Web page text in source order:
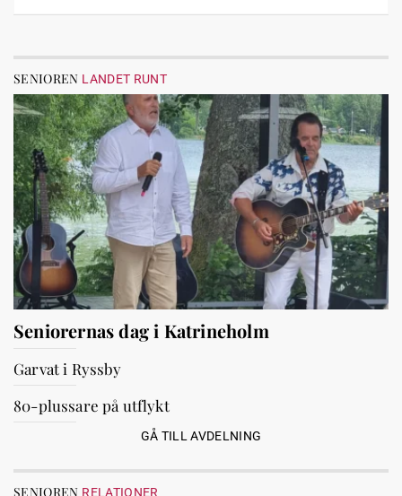
SENIOREN LANDET RUNT
Seniorernas dag i Katrineholm
Garvat i Ryssby
80-plussare på utflykt
GÅ TILL AVDELNING
SENIOREN RELATIONER